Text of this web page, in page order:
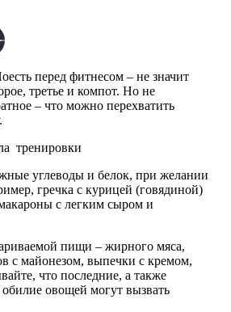
перед фитнесом – не значит
третье и компот. Но не
– что можно перехватить
тренировки
углеводы и белок, при желании
гречка с курицей (говядиной)
с легким сыром и
пищи – жирного мяса,
с майонезом, выпечки с кремом,
что последние, а также
овощей могут вызвать